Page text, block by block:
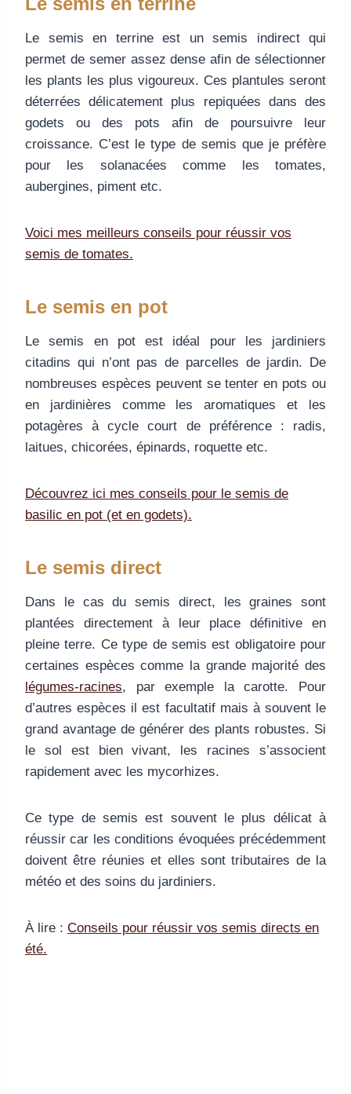
Le semis en terrine est un semis indirect qui
permet de semer assez dense afin de sélectionner
les plants les plus vigoureux. Ces plantules seront
déterrées délicatement plus repiquées dans des
godets ou des pots afin de poursuivre leur
croissance. C’est le type de semis que je préfère
pour les solanacées comme les tomates,
aubergines, piment etc.
Voici mes meilleurs conseils pour réussir vos
semis de tomates.
Le semis en pot
Le semis en pot est idéal pour les jardiniers
citadins qui n’ont pas de parcelles de jardin. De
nombreuses espèces peuvent se tenter en pots ou
en jardinières comme les aromatiques et les
potagères à cycle court de préférence : radis,
laitues, chicorées, épinards, roquette etc.
Découvrez ici mes conseils pour le semis de
basilic en pot (et en godets).
Le semis direct
Dans le cas du semis direct, les graines sont
plantées directement à leur place définitive en
pleine terre. Ce type de semis est obligatoire pour
certaines espèces comme la grande majorité des
légumes-racines, par exemple la carotte. Pour
d’autres espèces il est facultatif mais à souvent le
grand avantage de générer des plants robustes. Si
le sol est bien vivant, les racines s’associent
rapidement avec les mycorhizes.
Ce type de semis est souvent le plus délicat à
réussir car les conditions évoquées précédemment
doivent être réunies et elles sont tributaires de la
météo et des soins du jardiniers.
À lire : Conseils pour réussir vos semis directs en
été.